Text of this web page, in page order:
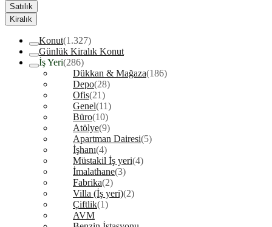
Satılık
Kiralık
Konut(1.327)
Günlük Kiralık Konut
İş Yeri(286)
Dükkan & Mağaza(186)
Depo(28)
Ofis(21)
Genel(11)
Büro(10)
Atölye(9)
Apartman Dairesi(5)
İşhanı(4)
Müstakil İş yeri(4)
İmalathane(3)
Fabrika(2)
Villa (İş yeri)(2)
Çiftlik(1)
AVM